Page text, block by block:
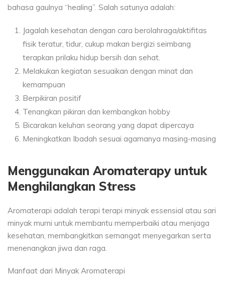
bahasa gaulnya “healing”. Salah satunya adalah:
Jagalah kesehatan dengan cara berolahraga/aktifitas
fisik teratur, tidur, cukup makan bergizi seimbang
terapkan prilaku hidup bersih dan sehat.
Melakukan kegiatan sesuaikan dengan minat dan
kemampuan
Berpikiran positif
Tenangkan pikiran dan kembangkan hobby
Bicarakan keluhan seorang yang dapat dipercaya
Meningkatkan Ibadah sesuai agamanya masing-masing
Menggunakan Aromaterapy untuk
Menghilangkan Stress
Aromaterapi adalah terapi terapi minyak essensial atau sari
minyak murni untuk membantu memperbaiki atau menjaga
kesehatan, membangkitkan semangat menyegarkan serta
menenangkan jiwa dan raga.
Manfaat dari Minyak Aromaterapi